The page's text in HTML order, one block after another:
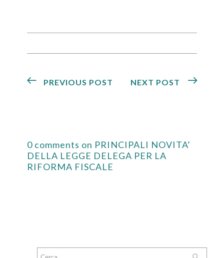
PREVIOUS POST NEXT POST
0 comments on PRINCIPALI NOVITA’
DELLA LEGGE DELEGA PER LA
RIFORMA FISCALE